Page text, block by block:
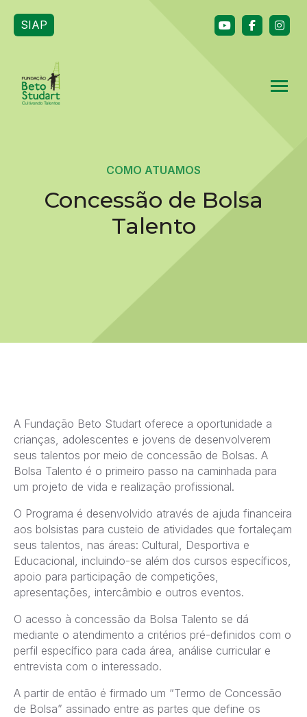
SIAP
COMO ATUAMOS
Concessão de Bolsa
Talento
A Fundação Beto Studart oferece a oportunidade a
crianças, adolescentes e jovens de desenvolverem
seus talentos por meio de concessão de Bolsas. A
Bolsa Talento é o primeiro passo na caminhada para
um projeto de vida e realização profissional.
O Programa é desenvolvido através de ajuda financeira
aos bolsistas para custeio de atividades que fortaleçam
seus talentos, nas áreas: Cultural, Desportiva e
Educacional, incluindo-se além dos cursos específicos,
apoio para participação de competições,
apresentações, intercâmbio e outros eventos.
O acesso à concessão da Bolsa Talento se dá
mediante o atendimento a critérios pré-definidos com o
perfil específico para cada área, análise curricular e
entrevista com o interessado.
A partir de então é firmado um “Termo de Concessão
de Bolsa” assinado entre as partes que define os